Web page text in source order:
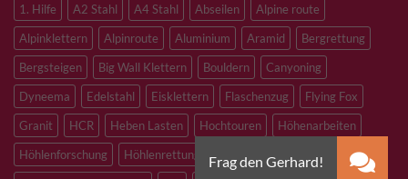
1. Hilfe A2 Stahl A4 Stahl Abseilen
Alpine route
Alpinklettern
Alpinroute Aluminium Aramid
Bergrettung
Bergsteigen
Big Wall Klettern Bouldern
Canyoning
Dyneema
Edelstahl Eisklettern Flaschenzug
Flying Fox
Granit
HCR Heben Lasten Hochtouren
Höhenarbeiten
Höhlenforschung
Höhlenrettung Kevlar
Kletterhalle